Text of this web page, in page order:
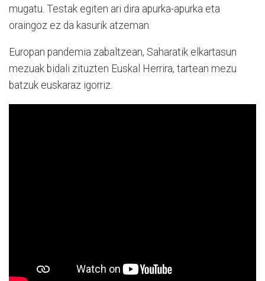
mugatu. Testak egiten ari dira apurka-apurka eta
oraingoz ez da kasurik atzeman.
Europan pandemia zabaltzean, Saharatik elkartasun
mezuak bidali zituzten Euskal Herrira, tartean mezu
batzuk euskaraz igorriz.